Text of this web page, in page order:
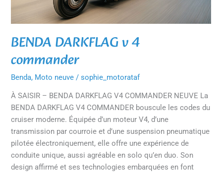
BENDA DARKFLAG v 4
commander
Benda, Moto neuve /sophie_motorataf
À SAISIR – BENDA DARKFLAG V4 COMMANDER NEUVE La
BENDA DARKFLAG V4 COMMANDER bouscule les codes du
cruiser moderne. Équipée d’un moteur V4, d’une
transmission par courroie et d’une suspension pneumatique
pilotée électroniquement, elle offre une expérience de
conduite unique, aussi agréable en solo qu’en duo. Son
design affirmé et ses technologies embarquées en font